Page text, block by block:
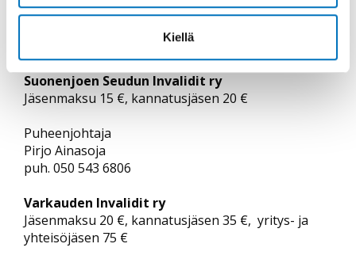
Kiellä
puh. 044 057 9701
kari.ronkko1@gmail.com
Suonenjoen Seudun Invalidit ry
Jäsenmaksu 15 €, kannatusjäsen 20 €
Puheenjohtaja
Pirjo Ainasoja
puh. 050 543 6806
Varkauden Invalidit ry
Jäsenmaksu 20 €, kannatusjäsen 35 €, yritys- ja
yhteisöjäsen 75 €